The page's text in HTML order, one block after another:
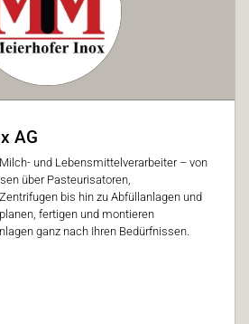
AG
und Lebensmittelverarbeiter – von
über Pasteurisatoren,
bis hin zu Abfüllanlagen und
fertigen und montieren
ganz nach Ihren Bedürfnissen.